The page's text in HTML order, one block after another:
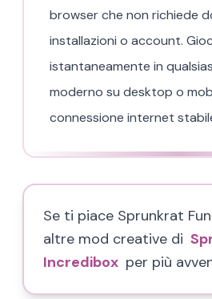
browser che non richiede
installazioni o account.
istantaneamente in
moderno su desktop o
connessione internet
Se ti piace Sprunkrat
altre mod creative di
Incredibox per più